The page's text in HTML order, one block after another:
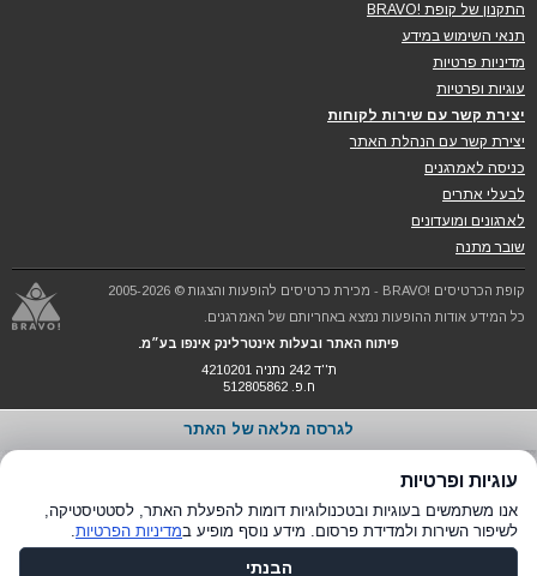
התקנון של קופת !BRAVO
תנאי השימוש במידע
מדיניות פרטיות
עוגיות ופרטיות
יצירת קשר עם שירות לקוחות
יצירת קשר עם הנהלת האתר
כניסה לאמרגנים
לבעלי אתרים
לארגונים ומועדונים
שובר מתנה
קופת הכרטיסים !BRAVO - מכירת כרטיסים להופעות והצגות © 2005-2026
כל המידע אודות ההופעות נמצא באחריותם של האמרגנים.
פיתוח האתר ובעלות אינטרלינק אינפו בע״מ.
ת''ד 242 נתניה 4210201
ח.פ. 512805862
לגרסה מלאה של האתר
עוגיות ופרטיות
אנו משתמשים בעוגיות ובטכנולוגיות דומות להפעלת האתר, לסטטיסטיקה,
לשיפור השירות ולמדידת פרסום. מידע נוסף מופיע במדיניות הפרטיות.
הבנתי